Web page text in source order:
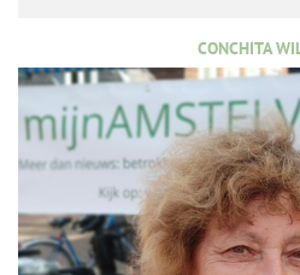
CONCHITA